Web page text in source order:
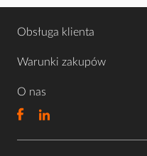
Obsługa klienta
Warunki zakupów
O nas